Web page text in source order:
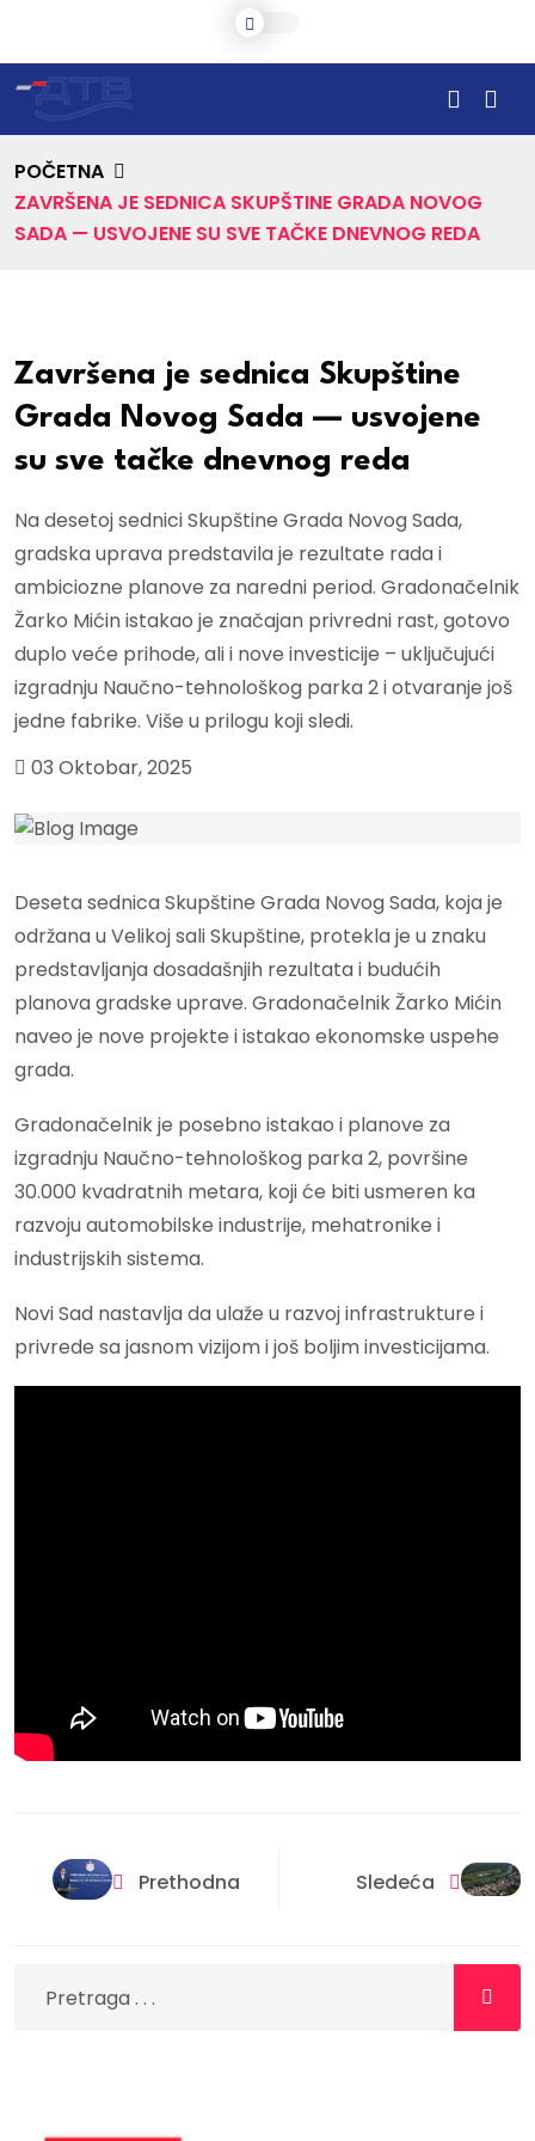
POČETNA
ZAVRŠENA JE SEDNICA SKUPŠTINE GRADA NOVOG
SADA — USVOJENE SU SVE TAČKE DNEVNOG REDA
Završena je sednica Skupštine
Grada Novog Sada — usvojene
su sve tačke dnevnog reda
Na desetoj sednici Skupštine Grada Novog Sada,
gradska uprava predstavila je rezultate rada i
ambiciozne planove za naredni period. Gradonačelnik
Žarko Mićin istakao je značajan privredni rast, gotovo
duplo veće prihode, ali i nove investicije – uključujući
izgradnju Naučno-tehnološkog parka 2 i otvaranje još
jedne fabrike. Više u prilogu koji sledi.
03 Oktobar, 2025
Deseta sednica Skupštine Grada Novog Sada, koja je
održana u Velikoj sali Skupštine, protekla je u znaku
predstavljanja dosadašnjih rezultata i budućih
planova gradske uprave. Gradonačelnik Žarko Mićin
naveo je nove projekte i istakao ekonomske uspehe
grada.
Gradonačelnik je posebno istakao i planove za
izgradnju Naučno-tehnološkog parka 2, površine
30.000 kvadratnih metara, koji će biti usmeren ka
razvoju automobilske industrije, mehatronike i
industrijskih sistema.
Novi Sad nastavlja da ulaže u razvoj infrastrukture i
privrede sa jasnom vizijom i još boljim investicijama.
Prethodna Sledeća